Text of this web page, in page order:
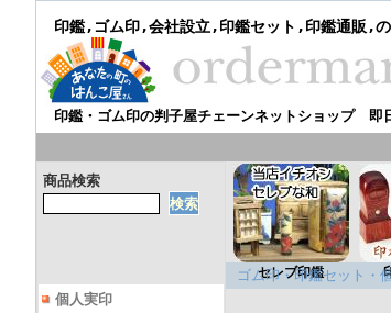
印鑑,ゴム印,会社設立,印鑑セット,印鑑通販,の
印鑑・ゴム印の判子屋チェーンネットショップ 即
商品検索
個人実印
セレブ印鑑
ゴム印・印鑑セット・